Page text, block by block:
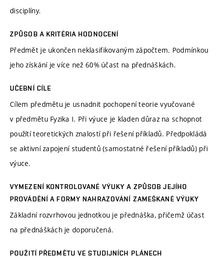
disciplíny.
ZPŮSOB A KRITÉRIA HODNOCENÍ
Předmět je ukončen neklasifikovaným zápočtem. Podmínkou
jeho získání je více než 60% účast na přednáškách.
UČEBNÍ CÍLE
Cílem předmětu je usnadnit pochopení teorie vyučované
v předmětu Fyzika I. Při výuce je kladen důraz na schopnot
použítí teoretických znalostí při řešení příkladů. Předpokládá
se aktivní zapojení studentů (samostatné řešení příkladů) při
výuce.
VYMEZENÍ KONTROLOVANÉ VÝUKY A ZPŮSOB JEJÍHO
PROVÁDĚNÍ A FORMY NAHRAZOVÁNÍ ZAMEŠKANÉ VÝUKY
Základní rozvrhovou jednotkou je přednáška, přičemž účast
na přednáškách je doporučená.
POUŽITÍ PŘEDMĚTU VE STUDIJNÍCH PLÁNECH